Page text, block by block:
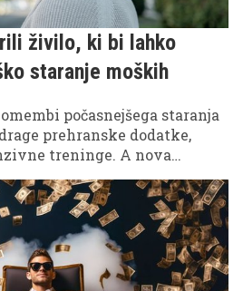
živilo, ki bi lahko
staranje moških
počasnejšega staranja
prehranske dodatke,
treninge. A nova
bolj preprostega: navaden